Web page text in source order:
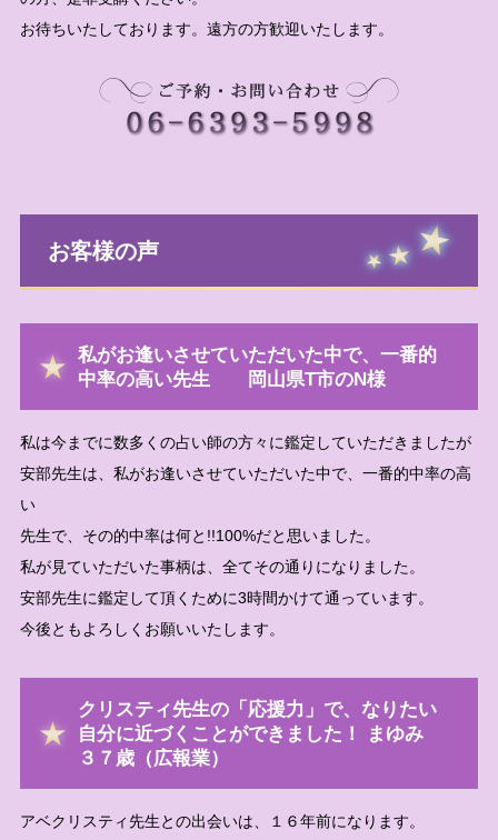
お待ちいたしております。遠方の方歓迎いたします。
お客様の声
私がお逢いさせていただいた中で、一番的
中率の高い先生 岡山県T市のN様
私は今までに数多くの占い師の方々に鑑定していただきましたが
安部先生は、私がお逢いさせていただいた中で、一番的中率の高
い
先生で、その的中率は何と!!100%だと思いました。
私が見ていただいた事柄は、全てその通りになりました。
安部先生に鑑定して頂くために3時間かけて通っています。
今後ともよろしくお願いいたします。
クリスティ先生の「応援力」で、なりたい
自分に近づくことができました！ まゆみ
３７歳（広報業）
アベクリスティ先生との出会いは、１６年前になります。